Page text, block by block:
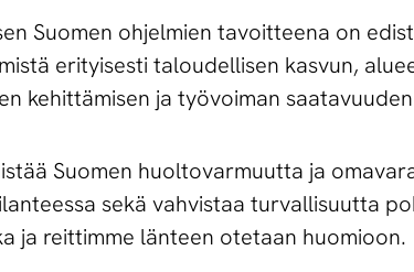
Suomen ohjelmien tavoitteena on
erityisesti taloudellisen kasvun,
kehittämisen ja työvoiman
Suomen huoltovarmuutta ja
sekä vahvistaa turvallisuutta
ja reittimme länteen otetaan huomioon.